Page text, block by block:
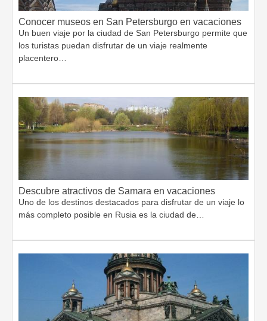
Conocer museos en San Petersburgo en vacaciones
Un buen viaje por la ciudad de San Petersburgo permite que
los turistas puedan disfrutar de un viaje realmente
placentero…
Descubre atractivos de Samara en vacaciones
Uno de los destinos destacados para disfrutar de un viaje lo
más completo posible en Rusia es la ciudad de…